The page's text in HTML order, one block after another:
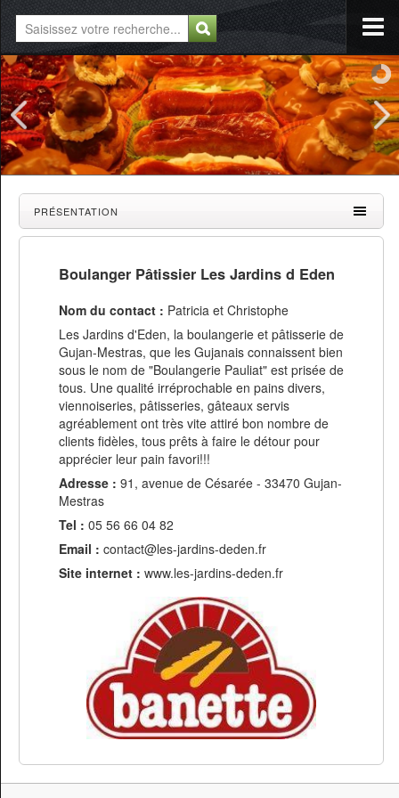
PRÉSENTATION
Boulanger Pâtissier Les Jardins d Eden
Nom du contact : Patricia et Christophe
Les Jardins d'Eden, la boulangerie et pâtisserie de
Gujan-Mestras, que les Gujanais connaissent bien
sous le nom de "Boulangerie Pauliat" est prisée de
tous. Une qualité irréprochable en pains divers,
viennoiseries, pâtisseries, gâteaux servis
agréablement ont très vite attiré bon nombre de
clients fidèles, tous prêts à faire le détour pour
apprécier leur pain favori!!!
Adresse : 91, avenue de Césarée - 33470 Gujan-
Mestras
Tel : 05 56 66 04 82
Email : contact@les-jardins-deden.fr
Site internet : www.les-jardins-deden.fr